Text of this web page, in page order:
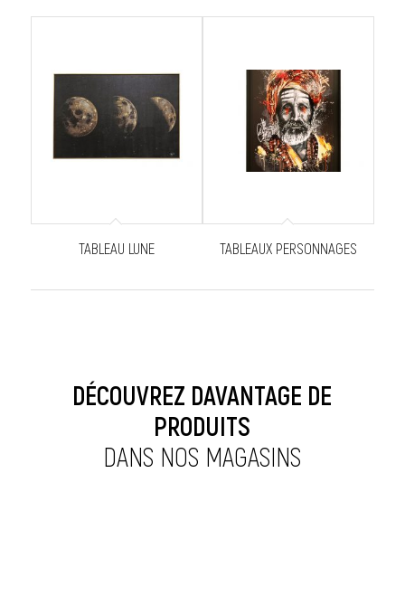
TABLEAU LUNE TABLEAUX PERSONNAGES
DÉCOUVREZ DAVANTAGE DE
PRODUITS
DANS NOS MAGASINS